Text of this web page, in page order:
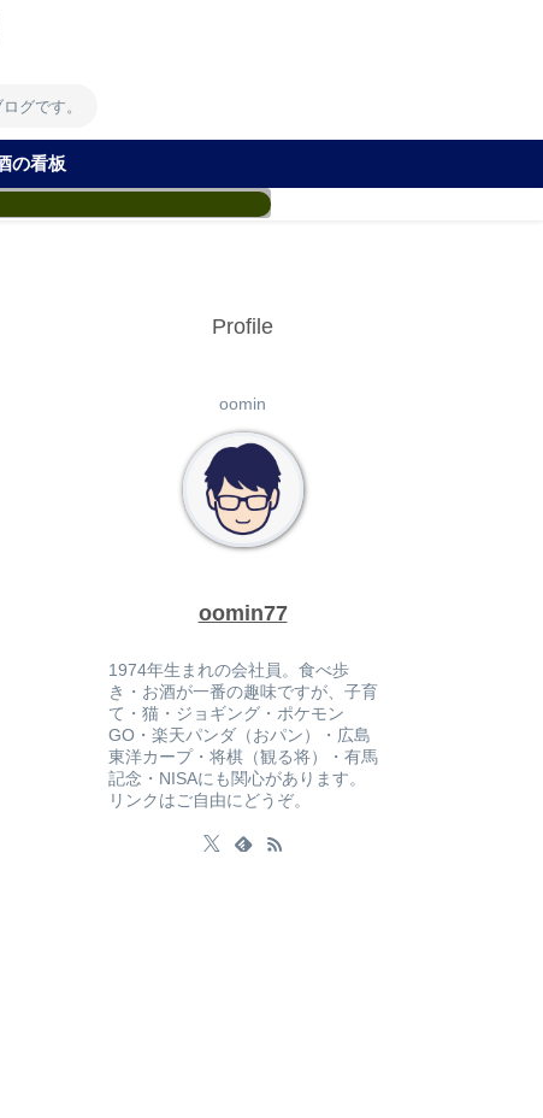
グです。
の看板
Profile
oomin
oomin77
1974年生まれの会社員。食べ歩
き・お酒が一番の趣味ですが、子育
て・猫・ジョギング・ポケモン
GO・楽天パンダ（おパン）・広島
東洋カープ・将棋（観る将）・有馬
記念・NISAにも関心があります。
リンクはご自由にどうぞ。